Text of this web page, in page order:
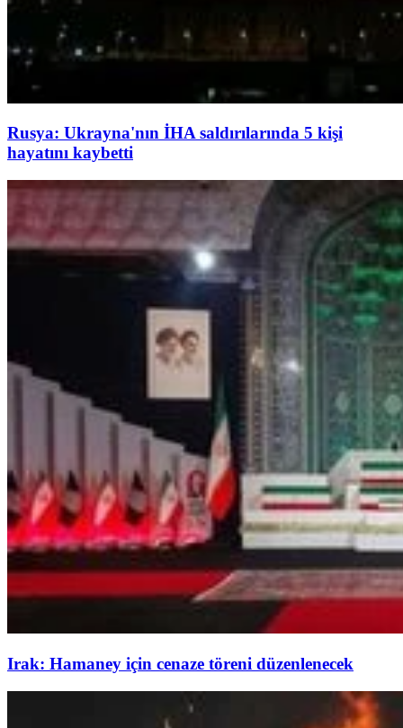
Rusya: Ukrayna'nın İHA saldırılarında 5 kişi
hayatını kaybetti
Irak: Hamaney için cenaze töreni düzenlenecek